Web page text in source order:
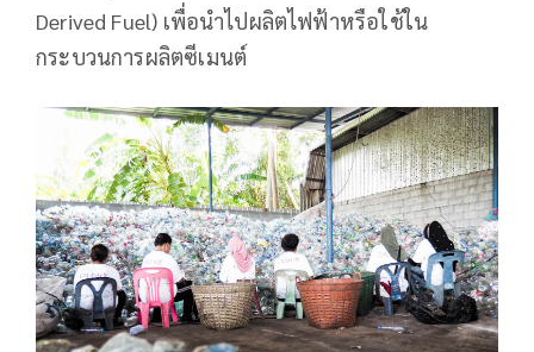
Derived Fuel) เพื่อนำไปผลิตไฟฟ้าหรือใช้ใน
กระบวนการผลิตซีเมนต์